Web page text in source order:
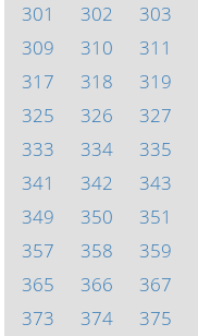
301
302 303
309
310 311
317
318 319
325
326 327
333
334 335
341
342 343
349
350 351
357
358 359
365
366 367
373
374 375